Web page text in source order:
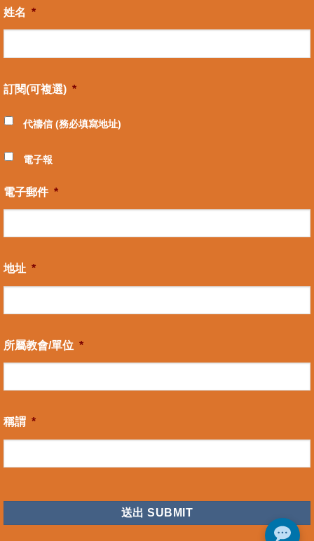
姓名 *
訂閱(可複選) *
代禱信 (務必填寫地址)
電子報
電子郵件 *
地址 *
所屬教會/單位 *
稱謂 *